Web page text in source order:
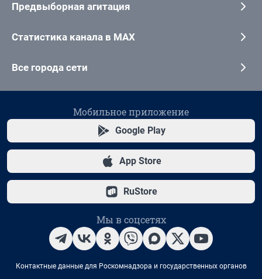
Предвыборная агитация
Статистика канала в MAX
Все города сети
Мобильное приложение
Google Play
App Store
RuStore
Мы в соцсетях
Контактные данные для Роскомнадзора и государственных органов